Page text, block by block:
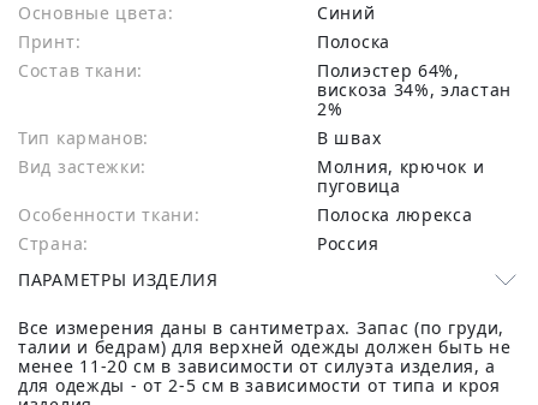
Основные цвета:
синий
Принт:
Полоска
Состав ткани:
полиэстер 64%,
вискоза 34%, эластан
2%
Тип карманов:
В швах
Вид застежки:
Молния, крючок и
пуговица
Особенности ткани:
Полоска люрекса
Страна:
Россия
ПАРАМЕТРЫ ИЗДЕЛИЯ
Все измерения даны в сантиметрах. Запас (по груди,
талии и бедрам) для верхней одежды должен быть не
менее 11-20 см в зависимости от силуэта изделия, а
для одежды - от 2-5 см в зависимости от типа и кроя